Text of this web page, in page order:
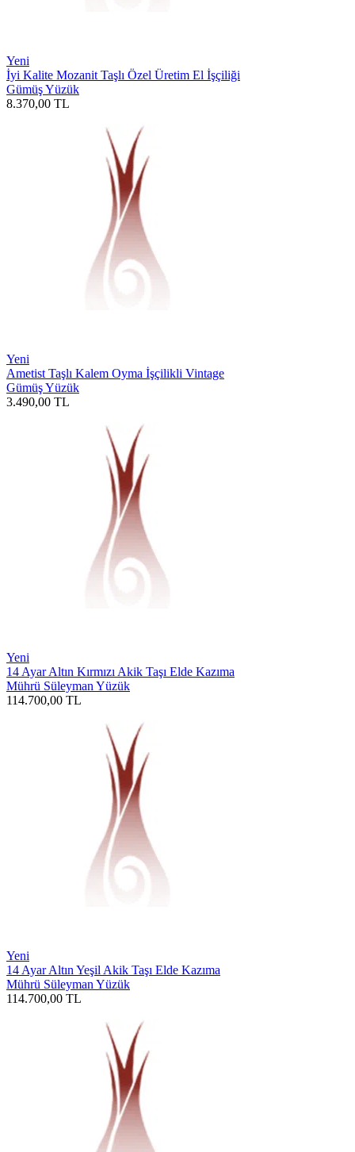
Yeni
İyi Kalite Mozanit Taşlı Özel Üretim El İşçiliği
Gümüş Yüzük
8.370,00 TL
Yeni
Ametist Taşlı Kalem Oyma İşçilikli Vintage
Gümüş Yüzük
3.490,00 TL
Yeni
14 Ayar Altın Kırmızı Akik Taşı Elde Kazıma
Mührü Süleyman Yüzük
114.700,00 TL
Yeni
14 Ayar Altın Yeşil Akik Taşı Elde Kazıma
Mührü Süleyman Yüzük
114.700,00 TL